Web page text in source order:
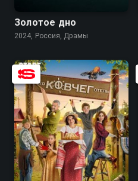
Золотое дно
2024, Россия, Драмы